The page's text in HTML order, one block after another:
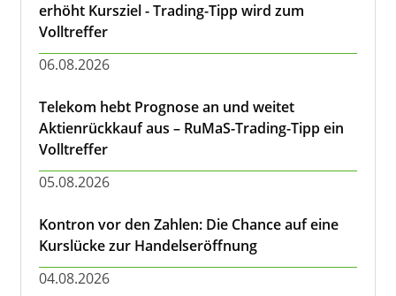
erhöht Kursziel - Trading-Tipp wird zum
Volltreffer
06.08.2026
Telekom hebt Prognose an und weitet
Aktienrückkauf aus – RuMaS-Trading-Tipp ein
Volltreffer
05.08.2026
Kontron vor den Zahlen: Die Chance auf eine
Kurslücke zur Handelseröffnung
04.08.2026